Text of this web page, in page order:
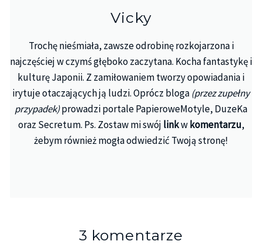
Vicky
Trochę nieśmiała, zawsze odrobinę rozkojarzona i
najczęściej w czymś głęboko zaczytana. Kocha fantastykę i
kulturę Japonii. Z zamiłowaniem tworzy opowiadania i
irytuje otaczających ją ludzi. Oprócz bloga (przez zupełny
przypadek)prowadzi portale PapieroweMotyle, DuzeKa
oraz Secretum. Ps. Zostaw mi swój linkwkomentarzu,
żebym również mogła odwiedzić Twoją stronę!
3 komentarze